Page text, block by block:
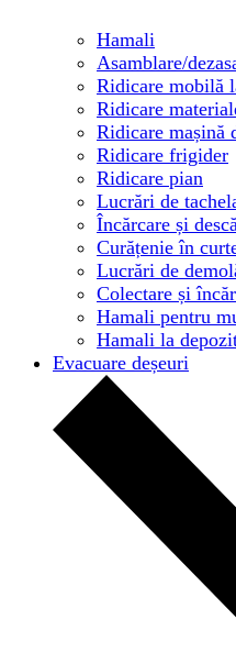
Hamali
Asamblare/
Ridicare mobilă
Ridicare
Ridicare mașină
Ridicare frigider
Ridicare pian
Lucrări de
Încărcare și
Curățenie în
Lucrări de
Colectare și
Hamali pentru
Hamali la
Evacuare deșeuri